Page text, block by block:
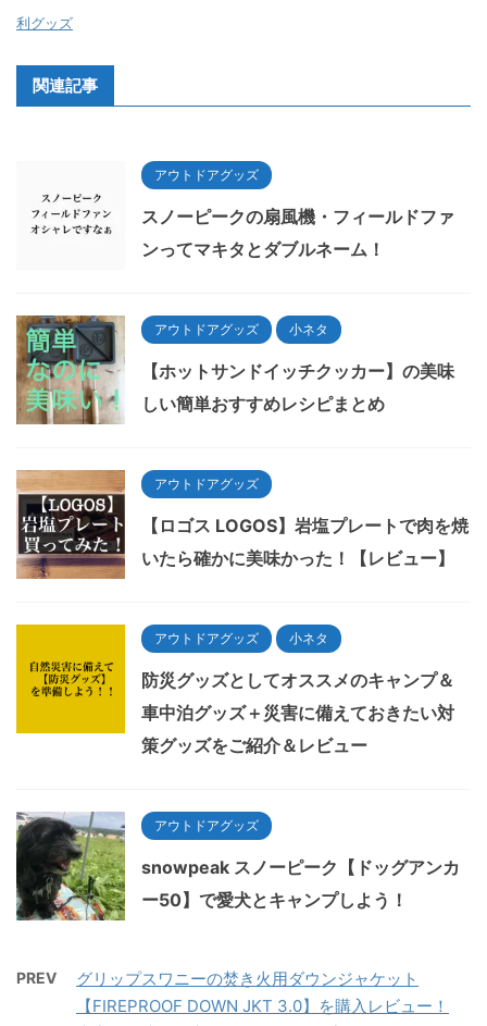
利グッズ
関連記事
アウトドアグッズ
スノーピークの扇風機・フィールドファ
ンってマキタとダブルネーム！
アウトドアグッズ 小ネタ
【ホットサンドイッチクッカー】の美味
しい簡単おすすめレシピまとめ
アウトドアグッズ
【ロゴス LOGOS】岩塩プレートで肉を焼
いたら確かに美味かった！【レビュー】
アウトドアグッズ 小ネタ
防災グッズとしてオススメのキャンプ＆
車中泊グッズ＋災害に備えておきたい対
策グッズをご紹介＆レビュー
アウトドアグッズ
snowpeak スノーピーク【ドッグアンカ
ー50】で愛犬とキャンプしよう！
PREV
グリップスワニーの焚き火用ダウンジャケット
【FIREPROOF DOWN JKT 3.0】を購入レビュー！